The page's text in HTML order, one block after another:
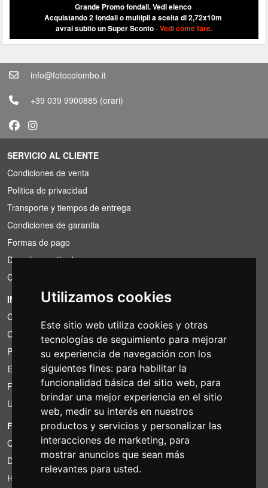
Utilizamos cookies
Este sitio web utiliza cookies y otras
tecnologías de seguimiento para mejorar
su experiencia de navegación con los
siguientes fines: para habilitar la
funcionalidad básica del sitio web, para
brindar una mejor experiencia en el sitio
web, medir su interés en nuestros
productos y servicios y personalizar las
interacciones de marketing, para
mostrar anuncios que sean más
relevantes para usted.
Grande Promo fondali.Vedi elenco
Acquistando 2 fondali o multipli a scelta di 2,72x10m
avrai subito un Super Sconto-Vedi come fare.
info@fotocolombo.it
+39 039 9900885 (orari)
SERVICIO AL CLIENTE
Condiciones de venta
Politica de privacidad
Transporte y tiempos de entrega
Condiciones de garantia
Formas de pago
Derecho a retirada
Condiciones de IVA
INFORMACIÓN
Condiciones de alquiler
Cotizaciones
Paquetes de ahorro
Encontrado por menos?
Financiacion
Uso
FOTOCOLOMBO.IT
Quienes somos
Donde estamos
Horario de la tienda